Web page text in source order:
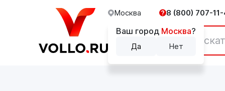
Москва
Ваш город Москва?
Да Нет
8 (800) 707-11-
Каталог